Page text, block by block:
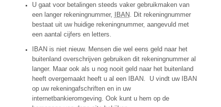
U gaat voor betalingen steeds vaker gebruikmaken van
een langer rekeningnummer,
IBAN. Dit rekeningnummer
bestaat uit uw huidige rekeningnummer, aangevuld met
een aantal cijfers en letters.
IBAN is niet nieuw. Mensen die wel eens geld naar het
buitenland overschrijven gebruiken dit rekeningnummer al
langer. Maar ook als u nog nooit geld naar het buitenland
heeft overgemaakt heeft u al een IBAN. U vindt uw IBAN
op uw rekeningafschriften en in uw
internetbankieromgeving. Ook kunt u hem op de